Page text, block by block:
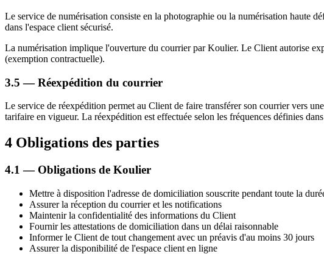
Le service de numérisation consiste en la photographie ou la numérisation haute
dans l'espace client sécurisé.
La numérisation implique l'ouverture du courrier par Koulier. Le Client autorise
(exemption contractuelle).
3.5 — Réexpédition du courrier
Le service de réexpédition permet au Client de faire transférer son courrier vers
tarifaire en vigueur. La réexpédition est effectuée selon les fréquences définies
4 Obligations des parties
4.1 — Obligations de Koulier
Mettre à disposition l'adresse de domiciliation souscrite pendant toute la
Assurer la réception du courrier et les notifications
Maintenir la confidentialité des informations du Client
Fournir les attestations de domiciliation dans un délai raisonnable
Informer le Client de tout changement avec un préavis d'au moins 30 jours
Assurer la disponibilité de l'espace client en ligne